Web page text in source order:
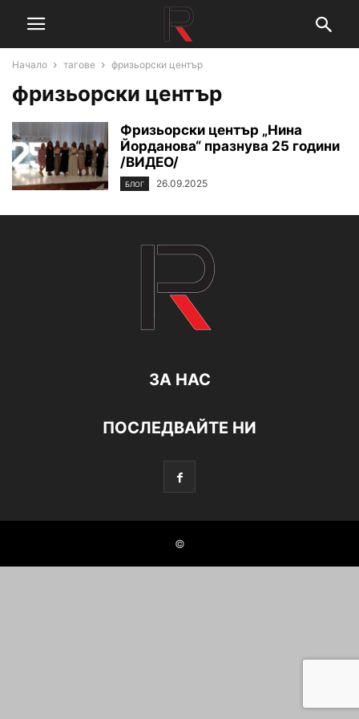
Начало тагове фризьорски център
фризьорски център
Фризьорски център „Нина
Йорданова“ празнува 25 години
/ВИДЕО/
БЛОГ 26.09.2025
ЗА НАС
ПОСЛЕДВАЙТЕ НИ
©